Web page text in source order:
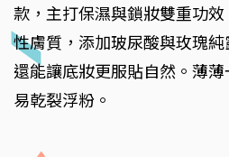
款，主打保濕與鎖妝雙重功
性膚質，添加玻尿酸與玫瑰純
還能讓底妝更服貼自然。薄
易乾裂浮粉。